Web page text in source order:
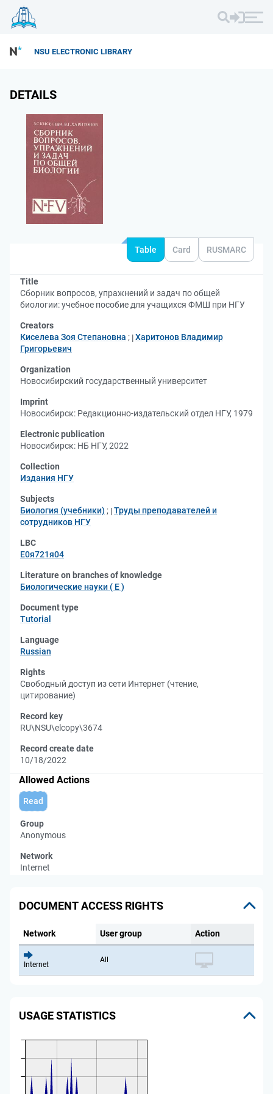
NSU ELECTRONIC LIBRARY
DETAILS
Table Card RUSMARC
Title
Сборник вопросов, упражнений и задач по общей
биологии: учебное пособие для учащихся ФМШ при НГУ
Creators
Киселева Зоя Степановна ; Харитонов Владимир
Григорьевич
Organization
Новосибирский государственный университет
Imprint
Новосибирск: Редакционно-издательский отдел НГУ, 1979
Electronic publication
Новосибирск: НБ НГУ, 2022
Collection
Издания НГУ
Subjects
Биология (учебники) ; Труды преподавателей и
сотрудников НГУ
LBC
Е0я721я04
Literature on branches of knowledge
Биологические науки ( Е )
Document type
Tutorial
Language
Russian
Rights
Свободный доступ из сети Интернет (чтение,
цитирование)
Record key
RU\NSU\elcopy\3674
Record create date
10/18/2022
Allowed Actions
Read
Group
Anonymous
Network
Internet
DOCUMENT ACCESS RIGHTS
Network User group Action
Internet
All
USAGE STATISTICS